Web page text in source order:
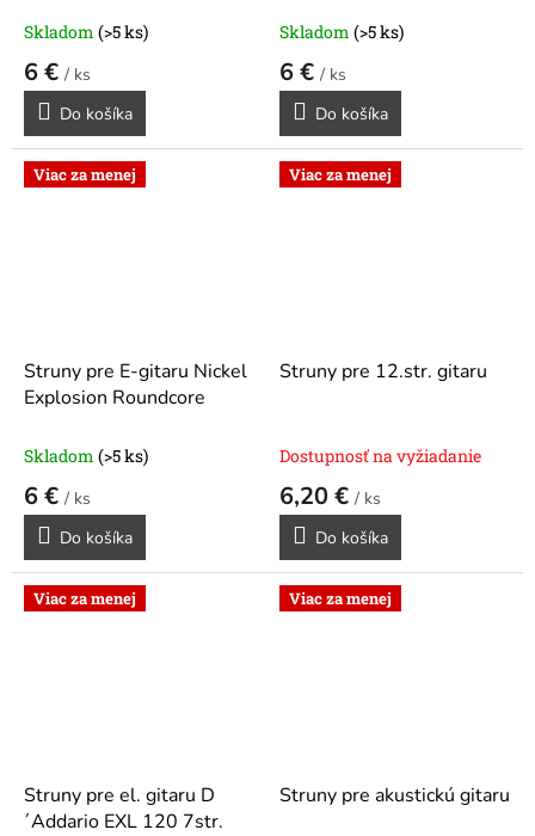
Skladom (>5 ks)
6 € / ks
Do košíka
Skladom (>5 ks)
6 € / ks
Do košíka
Viac za menej
Struny pre E-gitaru Nickel
Explosion Roundcore
Skladom (>5 ks)
6 € / ks
Do košíka
Viac za menej
Struny pre 12.str. gitaru
Dostupnosť na vyžiadanie
6,20 € / ks
Do košíka
Viac za menej
Struny pre el. gitaru D
´Addario EXL 120 7str.
Viac za menej
Struny pre akustickú gitaru